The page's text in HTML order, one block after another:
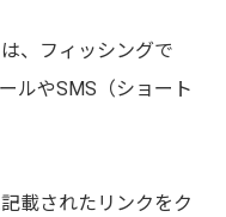
、フィッシングで
ルやSMS（ショート
載されたリンクをク